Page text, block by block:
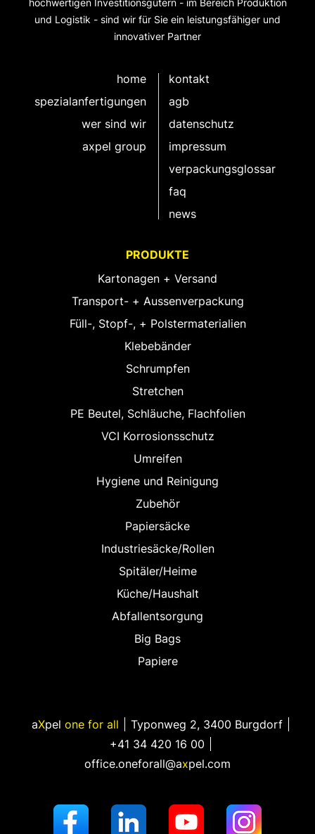
hochwertigen Investitionsgütern - im Bereich Produktion
und Logistik - sind wir für Sie ein leistungsfähiger und
innovativer Partner
home
spezialanfertigungen
wer sind wir
axpel group
kontakt
agb
datenschutz
impressum
verpackungsglossar
faq
news
PRODUKTE
Kartonagen + Versand
Transport- + Aussenverpackung
Füll-, Stopf-, + Polstermaterialien
Klebebänder
Schrumpfen
Stretchen
PE Beutel, Schläuche, Flachfolien
VCI Korrosionsschutz
Umreifen
Hygiene und Reinigung
Zubehör
Papiersäcke
Industriesäcke/Rollen
Spitäler/Heime
Küche/Haushalt
Abfallentsorgung
Big Bags
Papiere
aXpel one for all Typonweg 2, 3400 Burgdorf
+41 34 420 16 00
office.oneforall@axpel.com